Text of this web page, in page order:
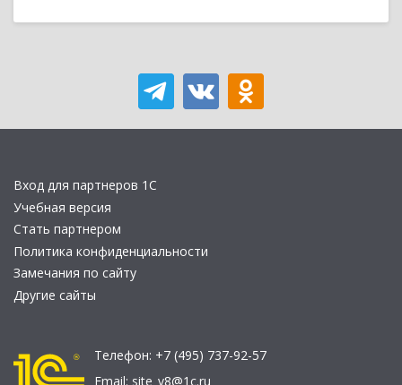
Вход для партнеров 1С
Учебная версия
Стать партнером
Политика конфиденциальности
Замечания по сайту
Другие сайты
Телефон: +7 (495) 737-92-57
Email: site_v8@1c.ru